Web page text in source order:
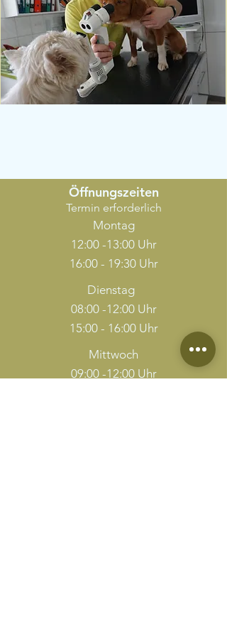
Öffnungszeiten
Termin erforderlich
Montag
12:00 -13:00 Uhr
16:00 - 19:30 Uhr
Dienstag
08:00 -12:00 Uhr
15:00 - 16:00 Uhr
Mittwoch
09:00 -12:00 Uhr